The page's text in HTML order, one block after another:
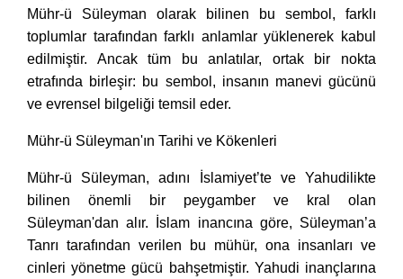
Mühr-ü Süleyman olarak bilinen bu sembol, farklı
toplumlar tarafından farklı anlamlar yüklenerek kabul
edilmiştir. Ancak tüm bu anlatılar, ortak bir nokta
etrafında birleşir: bu sembol, insanın manevi gücünü
ve evrensel bilgeliği temsil eder.
Mühr-ü Süleyman'ın Tarihi ve Kökenleri
Mühr-ü Süleyman, adını İslamiyet’te ve Yahudilikte
bilinen önemli bir peygamber ve kral olan
Süleyman'dan alır. İslam inancına göre, Süleyman’a
Tanrı tarafından verilen bu mühür, ona insanları ve
cinleri yönetme gücü bahşetmiştir. Yahudi inançlarına